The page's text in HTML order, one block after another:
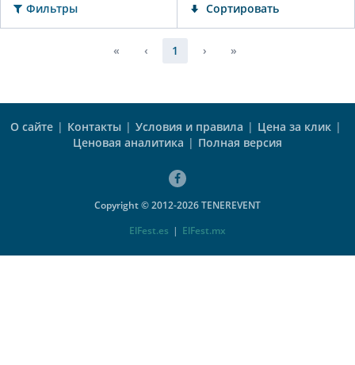
Фильтры Сортировать
« ‹ 1 › »
О сайте | Контакты | Условия и правила | Цена за клик |
Ценовая аналитика | Полная версия
Copyright © 2012-2026 TENEREVENT
ElFest.es | ElFest.mx